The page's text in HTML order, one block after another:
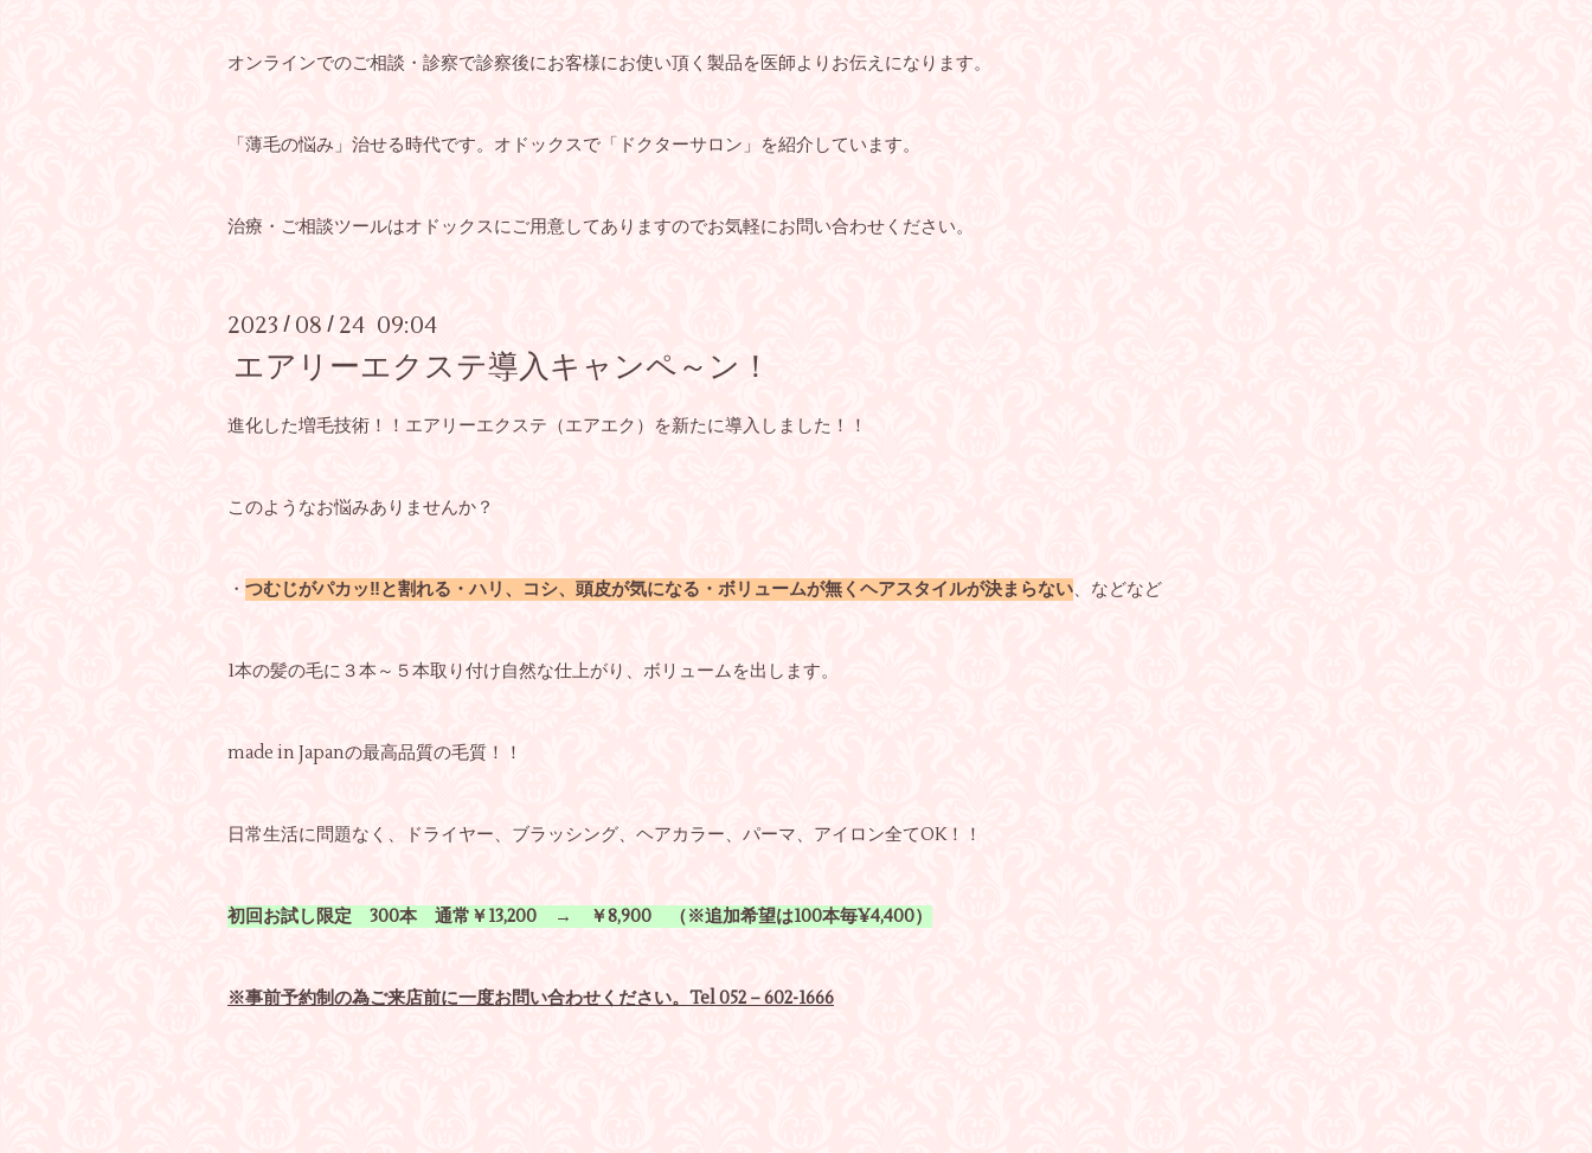
オンラインでのご相談・診察で診察後にお客様にお使い頂く製品を医師よりお伝えになります。
「薄毛の悩み」治せる時代です。オドックスで「ドクターサロン」を紹介しています。
治療・ご相談ツールはオドックスにご用意してありますのでお気軽にお問い合わせください。
2023 / 08 / 24 09:04
エアリーエクステ導入キャンペ～ン！
進化した増毛技術！！エアリーエクステ（エアエク）を新たに導入しました！！
このようなお悩みありませんか？
・ つむじがパカッ‼と割れる・ハリ、コシ、頭皮が気になる・ボリュームが無くヘアスタイルが決まらない、などなど
1本の髪の毛に３本～５本取り付け自然な仕上がり、ボリュームを出します。
made in Japanの最高品質の毛質！！
日常生活に問題なく、ドライヤー、ブラッシング、ヘアカラー、パーマ、アイロン全てOK！！
初回お試し限定 300本 通常￥13,200 → ￥8,900 （※追加希望は100本毎¥4,400）
※事前予約制の為ご来店前に一度お問い合わせください。Tel 052－602-1666